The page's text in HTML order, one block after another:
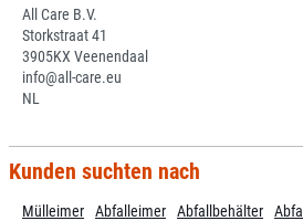
All Care B.V.
Storkstraat 41
3905KX Veenendaal
info@all-care.eu
NL
Kunden suchten nach
Mülleimer Abfalleimer Abfallbehälter